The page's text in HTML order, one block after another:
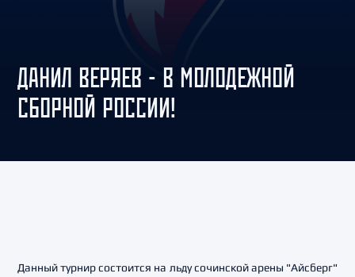
ДАНИЛ ВЕРЯЕВ - В МОЛОДЕЖНОЙ
СБОРНОЙ РОССИИ!
Данный турнир состоится на льду сочинской арены "Айсберг"